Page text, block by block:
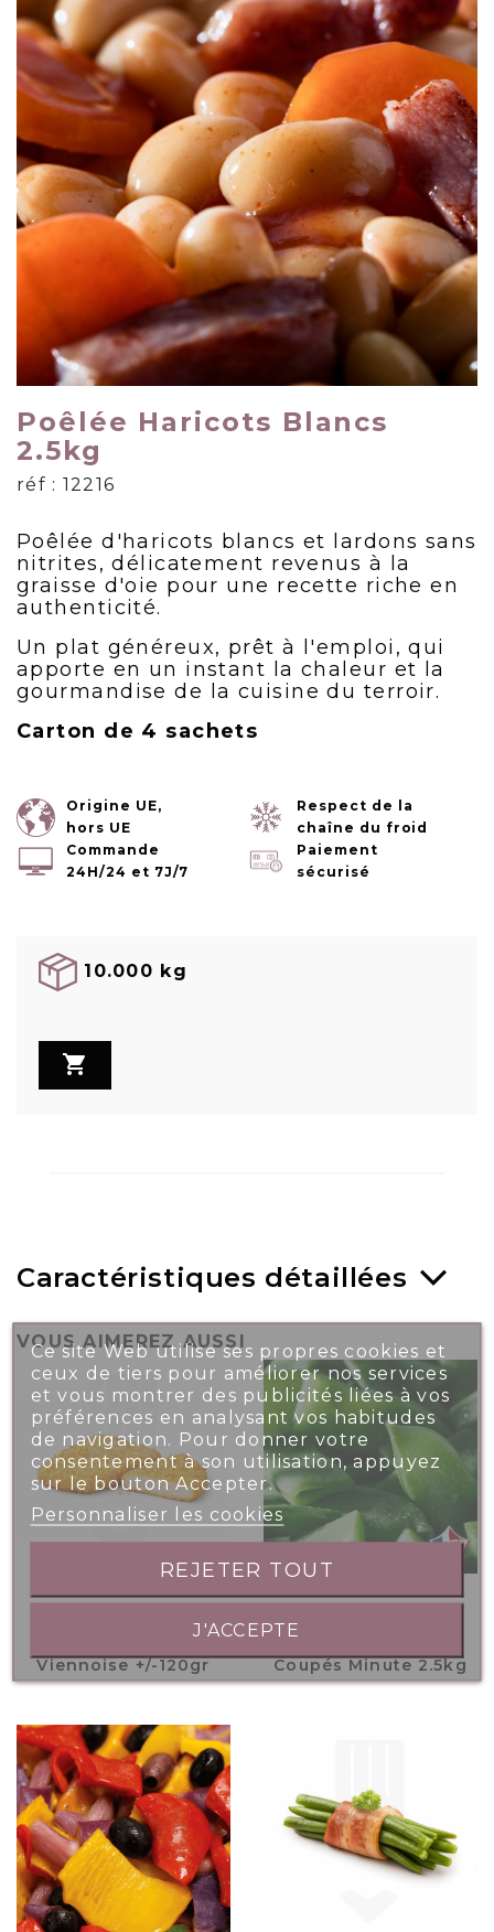
Poêlée Haricots Blancs
2.5kg
réf : 12216
Poêlée d'haricots blancs et lardons sans
nitrites, délicatement revenus à la
graisse d'oie pour une recette riche en
authenticité.
Un plat généreux, prêt à l'emploi, qui
apporte en un instant la chaleur et la
gourmandise de la cuisine du terroir.
Carton de 4 sachets
Origine UE,
hors UE
Respect de la
chaîne du froid
Commande
24H/24 et 7J/7
Paiement
sécurisé
10.000 kg

Caractéristiques détaillées
VOUS AIMEREZ AUSSI
Escalope Poulet
Viennoise +/-120gr
Coupés Minute 2.5kg
Ce site Web utilise ses propres cookies et
ceux de tiers pour améliorer nos services
et vous montrer des publicités liées à vos
préférences en analysant vos habitudes
de navigation. Pour donner votre
consentement à son utilisation, appuyez
sur le bouton Accepter.
Personnaliser les cookies
REJETER TOUT
J'ACCEPTE